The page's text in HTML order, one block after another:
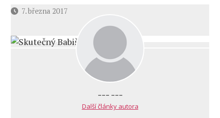
Datum7. března 2017
--- ---
Další články autora